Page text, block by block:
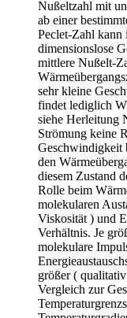
Nußeltzahl mit
ab einer
Peclet-Zahl kann
dimensionslose
mittlere Nußelt-
sehr kleine
findet lediglich
siehe Herleitung
Strömung keine
Geschwindigkeit
den
diesem Zustand
Rolle beim
molekularen
Viskosität ) und
Verhältnis. Je
molekulare
größer (
Vergleich zur